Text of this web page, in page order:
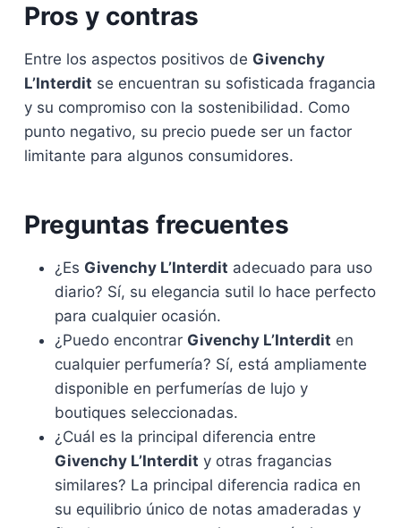
Pros y contras
Entre los aspectos positivos de Givenchy
L’Interdit se encuentran su sofisticada fragancia
y su compromiso con la sostenibilidad. Como
punto negativo, su precio puede ser un factor
limitante para algunos consumidores.
Preguntas frecuentes
¿Es Givenchy L’Interdit adecuado para uso
diario? Sí, su elegancia sutil lo hace perfecto
para cualquier ocasión.
¿Puedo encontrar Givenchy L’Interdit en
cualquier perfumería? Sí, está ampliamente
disponible en perfumerías de lujo y
boutiques seleccionadas.
¿Cuál es la principal diferencia entre
Givenchy L’Interdit y otras fragancias
similares? La principal diferencia radica en
su equilibrio único de notas amaderadas y